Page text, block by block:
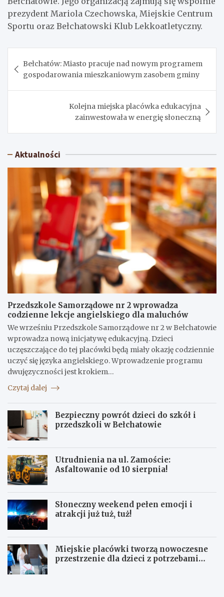
prezydent Mariola Czechowska, Miejskie Centrum
Sportu oraz Bełchatowski Klub Lekkoatletyczny.
wpisu
Bełchatów: Miasto pracuje nad nowym programem
gospodarowania mieszkaniowym zasobem gminy
Kolejna miejska placówka edukacyjna
zainwestowała w energię słoneczną
Aktualności
Przedszkole Samorządowe nr 2 wprowadza
codzienne lekcje angielskiego dla maluchów
We wrześniu Przedszkole Samorządowe nr 2 w Bełchatowie
wprowadza nową inicjatywę edukacyjną. Dzieci
uczęszczające do tej placówki będą miały okazję codziennie
uczyć się języka angielskiego. Wprowadzenie programu
dwujęzyczności jest krokiem…
Czytaj dalej
Bezpieczny powrót dzieci do szkół i
przedszkoli w Bełchatowie
Utrudnienia na ul. Zamoście:
Asfaltowanie od 10 sierpnia!
Słoneczny weekend pełen emocji i
atrakcji już tuż, tuż!
Miejskie placówki tworzą nowoczesne
przestrzenie dla dzieci z potrzebami
S
U